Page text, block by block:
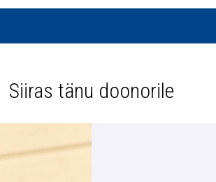
Siiras tänu doonorile